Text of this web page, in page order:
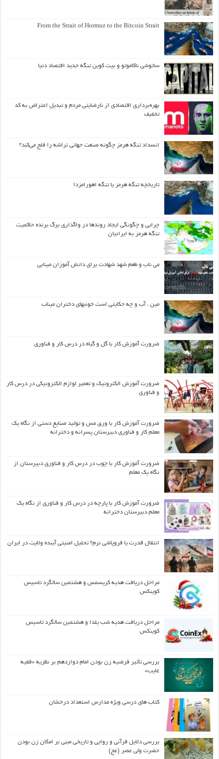
From the Strait of Hormuz to the Bitcoin Strait
ساتوشی ناکاموتو و بیت کوین تنگه جدید اقتصاد دنیا
بهره‌برداری اقتصادی از نارضایتی مردم و تبدیل اعتراض به کد
تخفیف
انسداد تنگه هرمز چگونه صنعت جهانی تراشه را فلج می‌کند؟
تاریخچه تنگه هرمز یا تنگه اهورامزدا
چرایی و چگونگی ایجاد روندها در واگذاری برگ برنده حاکمیت
تنگه هرمز به ایرانیان
می ناب و طعم شهد شهادت برای دانش آموزان مینابی
مین ، آب و چه حکایتی است خونبهای دختران میناب
ضرورت آموزش کار با گل و گیاه در درس کار و فناوری
ضرورت آموزش الکترونیک و تعمیر لوازم الکترونیکی در درس کار
و فناوری
ضرورت آموزش کار با ورق مس و تولید صنایع دستی از نگاه یک
معلم کار و فناوری دبیرستان پسرانه و دخترانه
ضرورت آموزش کار با چوب در درس کار و فناوری دبیرستان از
نگاه یک معلم
ضرورت آموزش کار با پارچه در درس کار و فناوری از نگاه یک
معلم دبیرستان دخترانه
انتقال قدرت یا فروپاشی نرم؟ تحلیل امنیتی آینده ولایت در ایران
مراحل دریافت هدیه کریسمس و هشتمین سالگرد تاسیس
کوینکس
مراحل دریافت هدیه شب یلدا و هشتمین سالگرد تاسیس
کوینکس
بررسی تأثیر فرضیه زن بودن امام دوازدهم بر نظریه «فقیه
غایب»
کتاب های درسی ویژه مدارس استعداد درخشان
بررسی دلایل قرآنی و روایی و تاریخی مبنی بر امکان زن بودن
حضرت ولی عصر (عج)